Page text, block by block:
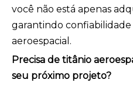
você não está apenas
garantindo confiabilidade
aeroespacial.
Precisa de titânio
seu próximo projeto?